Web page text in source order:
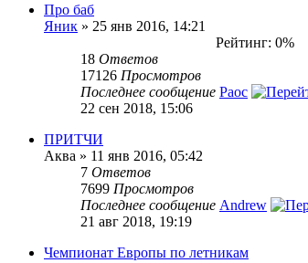
Про баб
Яник » 25 янв 2016, 14:21
Рейтинг: 0%
18 Ответов
17126 Просмотров
Последнее сообщение Раос
22 сен 2018, 15:06
ПРИТЧИ
Аква » 11 янв 2016, 05:42
7 Ответов
7699 Просмотров
Последнее сообщение Andrew
21 авг 2018, 19:19
Чемпионат Европы по летникам